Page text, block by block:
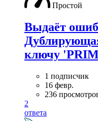
Простой
Выдаёт
ключу
1 подписчик
16 февр.
236
2
ответа